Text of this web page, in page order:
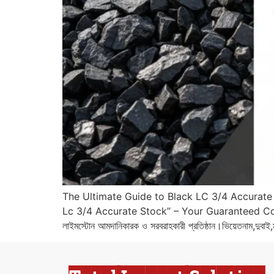
The Ultimate Guide to Black LC 3/4
Lc 3/4 Accurate Stock” – Your Guaranteed
লাইমস্টোন আমদানিকারক ও সরবরাহকারী